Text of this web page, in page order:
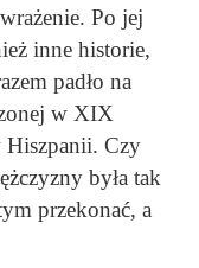
Po jej
inne historie,
padło na
w XIX
Czy
była tak
przekonać, a